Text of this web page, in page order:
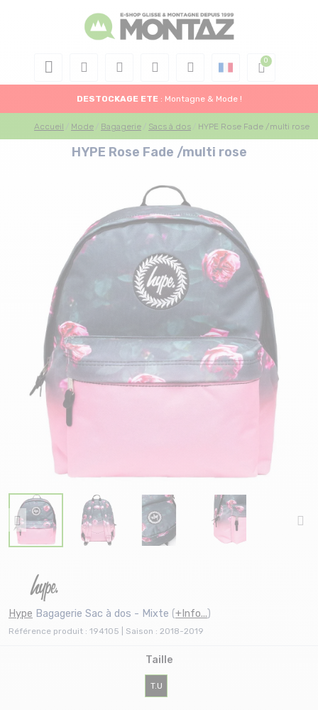
DESTOCKAGE ETE : Montagne & Mode !
Accueil Mode Bagagerie Sacs à dos HYPE Rose Fade /multi rose
HYPE Rose Fade /multi rose
Hype Bagagerie Sac à dos - Mixte (+Info...)
Référence produit : 194105 | Saison : 2018-2019
Taille
T.U